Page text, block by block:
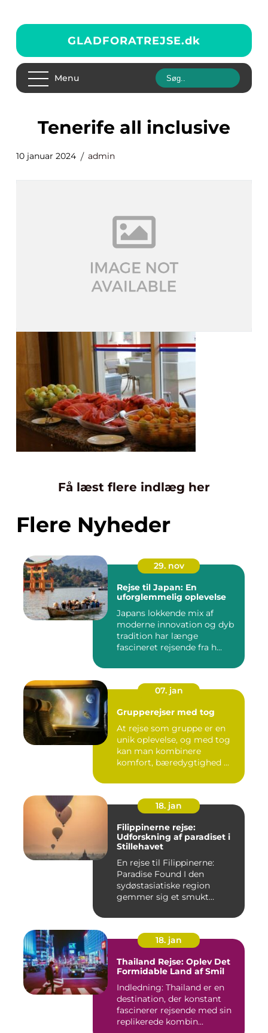
GLADFORATREJSE.dk
Menu
tenerife all inclusive
10 januar 2024 admin
Få læst flere indlæg her
Flere Nyheder
29. nov
Rejse til Japan: En
uforglemmelig oplevelse
Japans lokkende mix af
moderne innovation og dyb
tradition har længe
fascineret rejsende fra h...
07. jan
Grupperejser med tog
At rejse som gruppe er en
unik oplevelse, og med tog
kan man kombinere
komfort, bæredygtighed ...
18. jan
Filippinerne rejse:
Udforskning af paradiset i
Stillehavet
En rejse til Filippinerne:
Paradise Found I den
sydøstasiatiske region
gemmer sig et smukt
18. jan
Thailand Rejse: Oplev Det
Formidable Land af Smil
Indledning: Thailand er en
destination, der konstant
fascinerer rejsende med sin
replikerede kombin...